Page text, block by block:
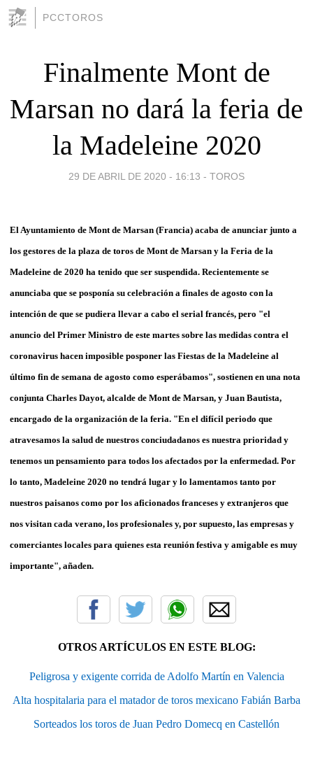
PCCTOROS
Finalmente Mont de
Marsan no dará la feria de
la Madeleine 2020
29 DE ABRIL DE 2020 - 16:13 - TOROS
El Ayuntamiento de Mont de Marsan (Francia) acaba de anunciar junto a
los gestores de la plaza de toros de Mont de Marsan y la Feria de la
Madeleine de 2020 ha tenido que ser suspendida. Recientemente se
anunciaba que se posponía su celebración a finales de agosto con la
intención de que se pudiera llevar a cabo el serial francés, pero "el
anuncio del Primer Ministro de este martes sobre las medidas contra el
coronavirus hacen imposible posponer las Fiestas de la Madeleine al
último fin de semana de agosto como esperábamos", sostienen en una nota
conjunta Charles Dayot, alcalde de Mont de Marsan, y Juan Bautista,
encargado de la organización de la feria. "En el difícil periodo que
atravesamos la salud de nuestros conciudadanos es nuestra prioridad y
tenemos un pensamiento para todos los afectados por la enfermedad. Por
lo tanto, Madeleine 2020 no tendrá lugar y lo lamentamos tanto por
nuestros paisanos como por los aficionados franceses y extranjeros que
nos visitan cada verano, los profesionales y, por supuesto, las empresas y
comerciantes locales para quienes esta reunión festiva y amigable es muy
importante", añaden.
OTROS ARTÍCULOS EN ESTE BLOG:
Peligrosa y exigente corrida de Adolfo Martín en Valencia
Alta hospitalaria para el matador de toros mexicano Fabián Barba
Sorteados los toros de Juan Pedro Domecq en Castellón